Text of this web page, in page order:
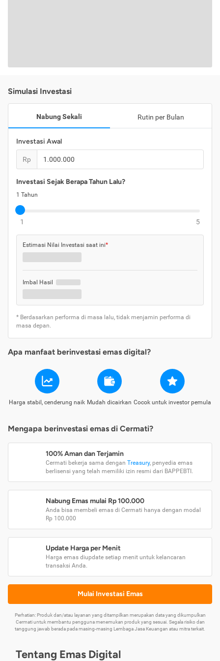
Simulasi Investasi
Nabung Sekali Rutin per Bulan
Investasi Awal
Rp
Investasi Sejak Berapa Tahun Lalu?
1 Tahun
1 5
Estimasi Nilai Investasi saat ini*
Imbal Hasil
* Berdasarkan performa di masa lalu, tidak menjamin performa di
masa depan.
Apa manfaat berinvestasi emas digital?
Harga stabil, cenderung naik Mudah dicairkan Cocok untuk investor pemula
Mengapa berinvestasi emas di Cermati?
100% Aman dan Terjamin
Cermati bekerja sama dengan Treasury, penyedia emas
berlisensi yang telah memiliki izin resmi dari BAPPEBTI.
Nabung Emas mulai Rp 100.000
Anda bisa membeli emas di Cermati hanya dengan modal
Rp 100.000
Update Harga per Menit
Harga emas diupdate setiap menit untuk kelancaran
transaksi Anda.
Mulai Investasi Emas
Perhatian: Produk dan/atau layanan yang ditampilkan merupakan data yang dikumpulkan
Cermati untuk membantu pengguna menemukan produk yang sesuai. Segala risiko dan
tanggung jawab berada pada masing-masing Lembaga Jasa Keuangan atau mitra terkait.
Tentang Emas Digital